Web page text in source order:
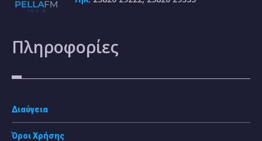
Πληροφορίες
Διαύγεια
Όροι Χρήσης